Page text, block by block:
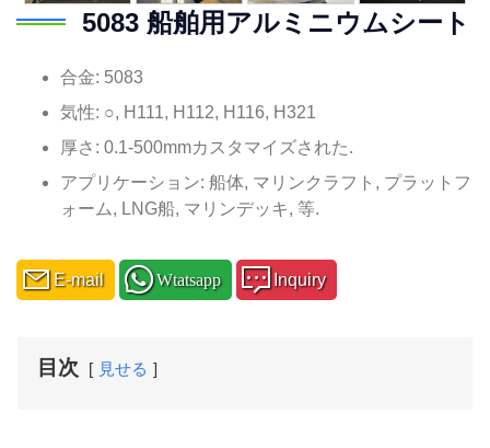
5083 船舶用アルミニウムシート
合金: 5083
気性: ○, H111, H112, H116, H321
厚さ: 0.1-500mmカスタマイズされた.
アプリケーション: 船体, マリンクラフト, プラットフ
ォーム, LNG船, マリンデッキ, 等.
E-mail Wtatsapp Inquiry
目次 見せる